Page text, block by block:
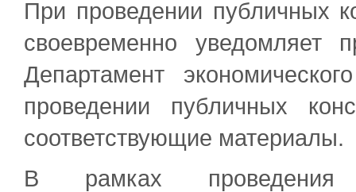
При проведении публичных
своевременно уведомляет
Департамент
проведении публичных
соответствующие материалы.
В рамках проведения